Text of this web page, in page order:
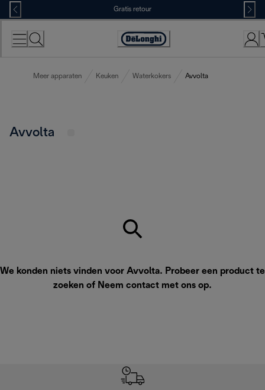
Skip
to
Content
Gratis retour
Accessibility
Meer apparaten Keuken Waterkokers Avvolta
Avvolta
We konden niets vinden voor Avvolta. Probeer een product te
zoeken of Neem contact met ons op.